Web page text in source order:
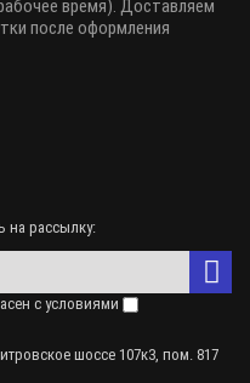
время). Доставляем
после оформления
на рассылку:
с условиями
шоссе 107к3, пом. 817